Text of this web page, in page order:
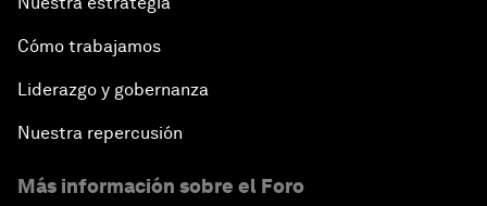
Cómo trabajamos
Liderazgo y gobernanza
Nuestra repercusión
Más información sobre el Foro